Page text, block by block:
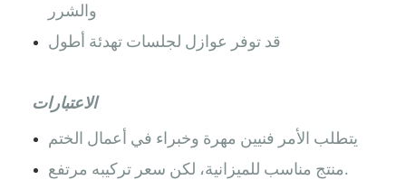
والشرر
قد توفر عوازل لجلسات تهدئة أطول
الاعتبارات
يتطلب الأمر فنيين مهرة وخبراء في أعمال الختم
منتج مناسب للميزانية، لكن سعر تركيبه مرتفع.